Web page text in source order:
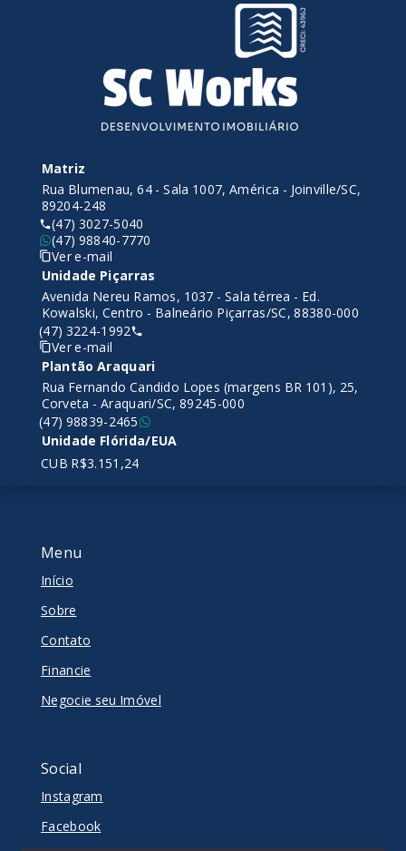
Menu
Início
Sobre
Contato
Financie
Negocie seu Imóvel
Social
Instagram
Facebook
Matriz
Rua Blumenau, 64 - Sala 1007, América - Joinville/SC,
89204-248
(47) 3027-5040
(47) 98840-7770
Ver e-mail
Unidade Piçarras
Avenida Nereu Ramos, 1037 - Sala térrea - Ed.
Kowalski, Centro - Balneário Piçarras/SC, 88380-000
(47) 3224-1992
Ver e-mail
Plantão Araquari
Rua Fernando Candido Lopes (margens BR 101), 25,
Corveta - Araquari/SC, 89245-000
(47) 98839-2465
Unidade Flórida/EUA
CUB R$3.151,24